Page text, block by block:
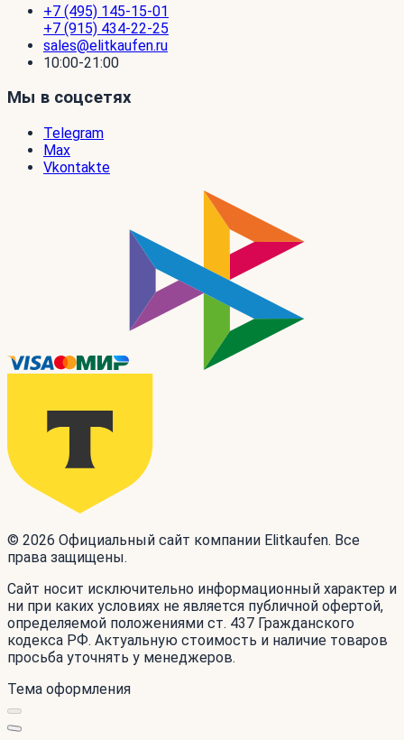
+7 (495) 145-15-01
+7 (915) 434-22-25
sales@elitkaufen.ru
10:00-21:00
Мы в соцсетях
Telegram
Max
Vkontakte
© 2026 Официальный сайт компании Elitkaufen. Все
права защищены.
Сайт носит исключительно информационный характер и
ни при каких условиях не является публичной офертой,
определяемой положениями ст. 437 Гражданского
кодекса РФ. Актуальную стоимость и наличие товаров
просьба уточнять у менеджеров.
Тема оформления